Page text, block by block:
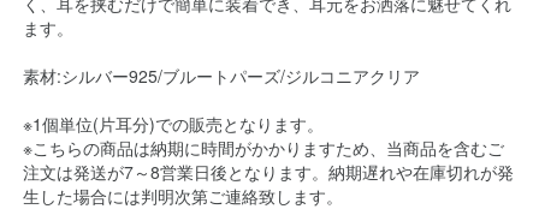
ます。
素材:シルバー925/ブルートパーズ/ジルコニアクリア
※1個単位(片耳分)での販売となります。
※こちらの商品は納期に時間がかかりますため、当商品を含むご
注文は発送が7～8営業日後となります。納期遅れや在庫切れが発
生した場合には判明次第ご連絡致します。